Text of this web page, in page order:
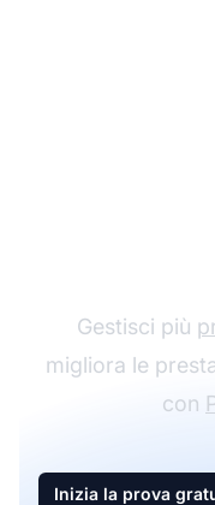
Gestisci più
migliora le
con
Inizia la prova